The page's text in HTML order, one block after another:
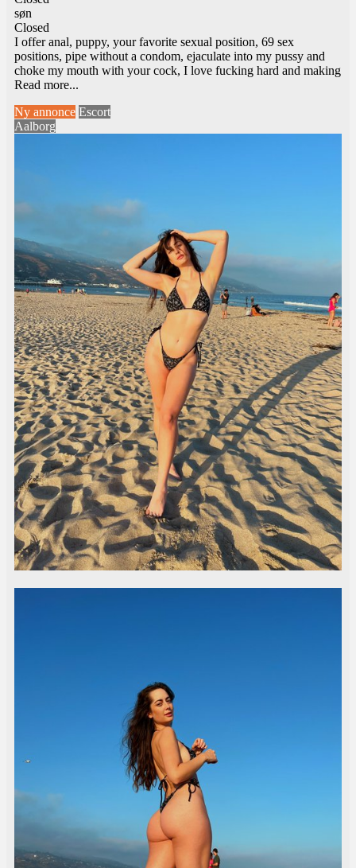
søn
Closed
I offer anal, puppy, your favorite sexual position, 69 sex
positions, pipe without a condom, ejaculate into my pussy and
choke my mouth with your cock, I love fucking hard and making
Read more...
Ny annonce Escort
Aalborg